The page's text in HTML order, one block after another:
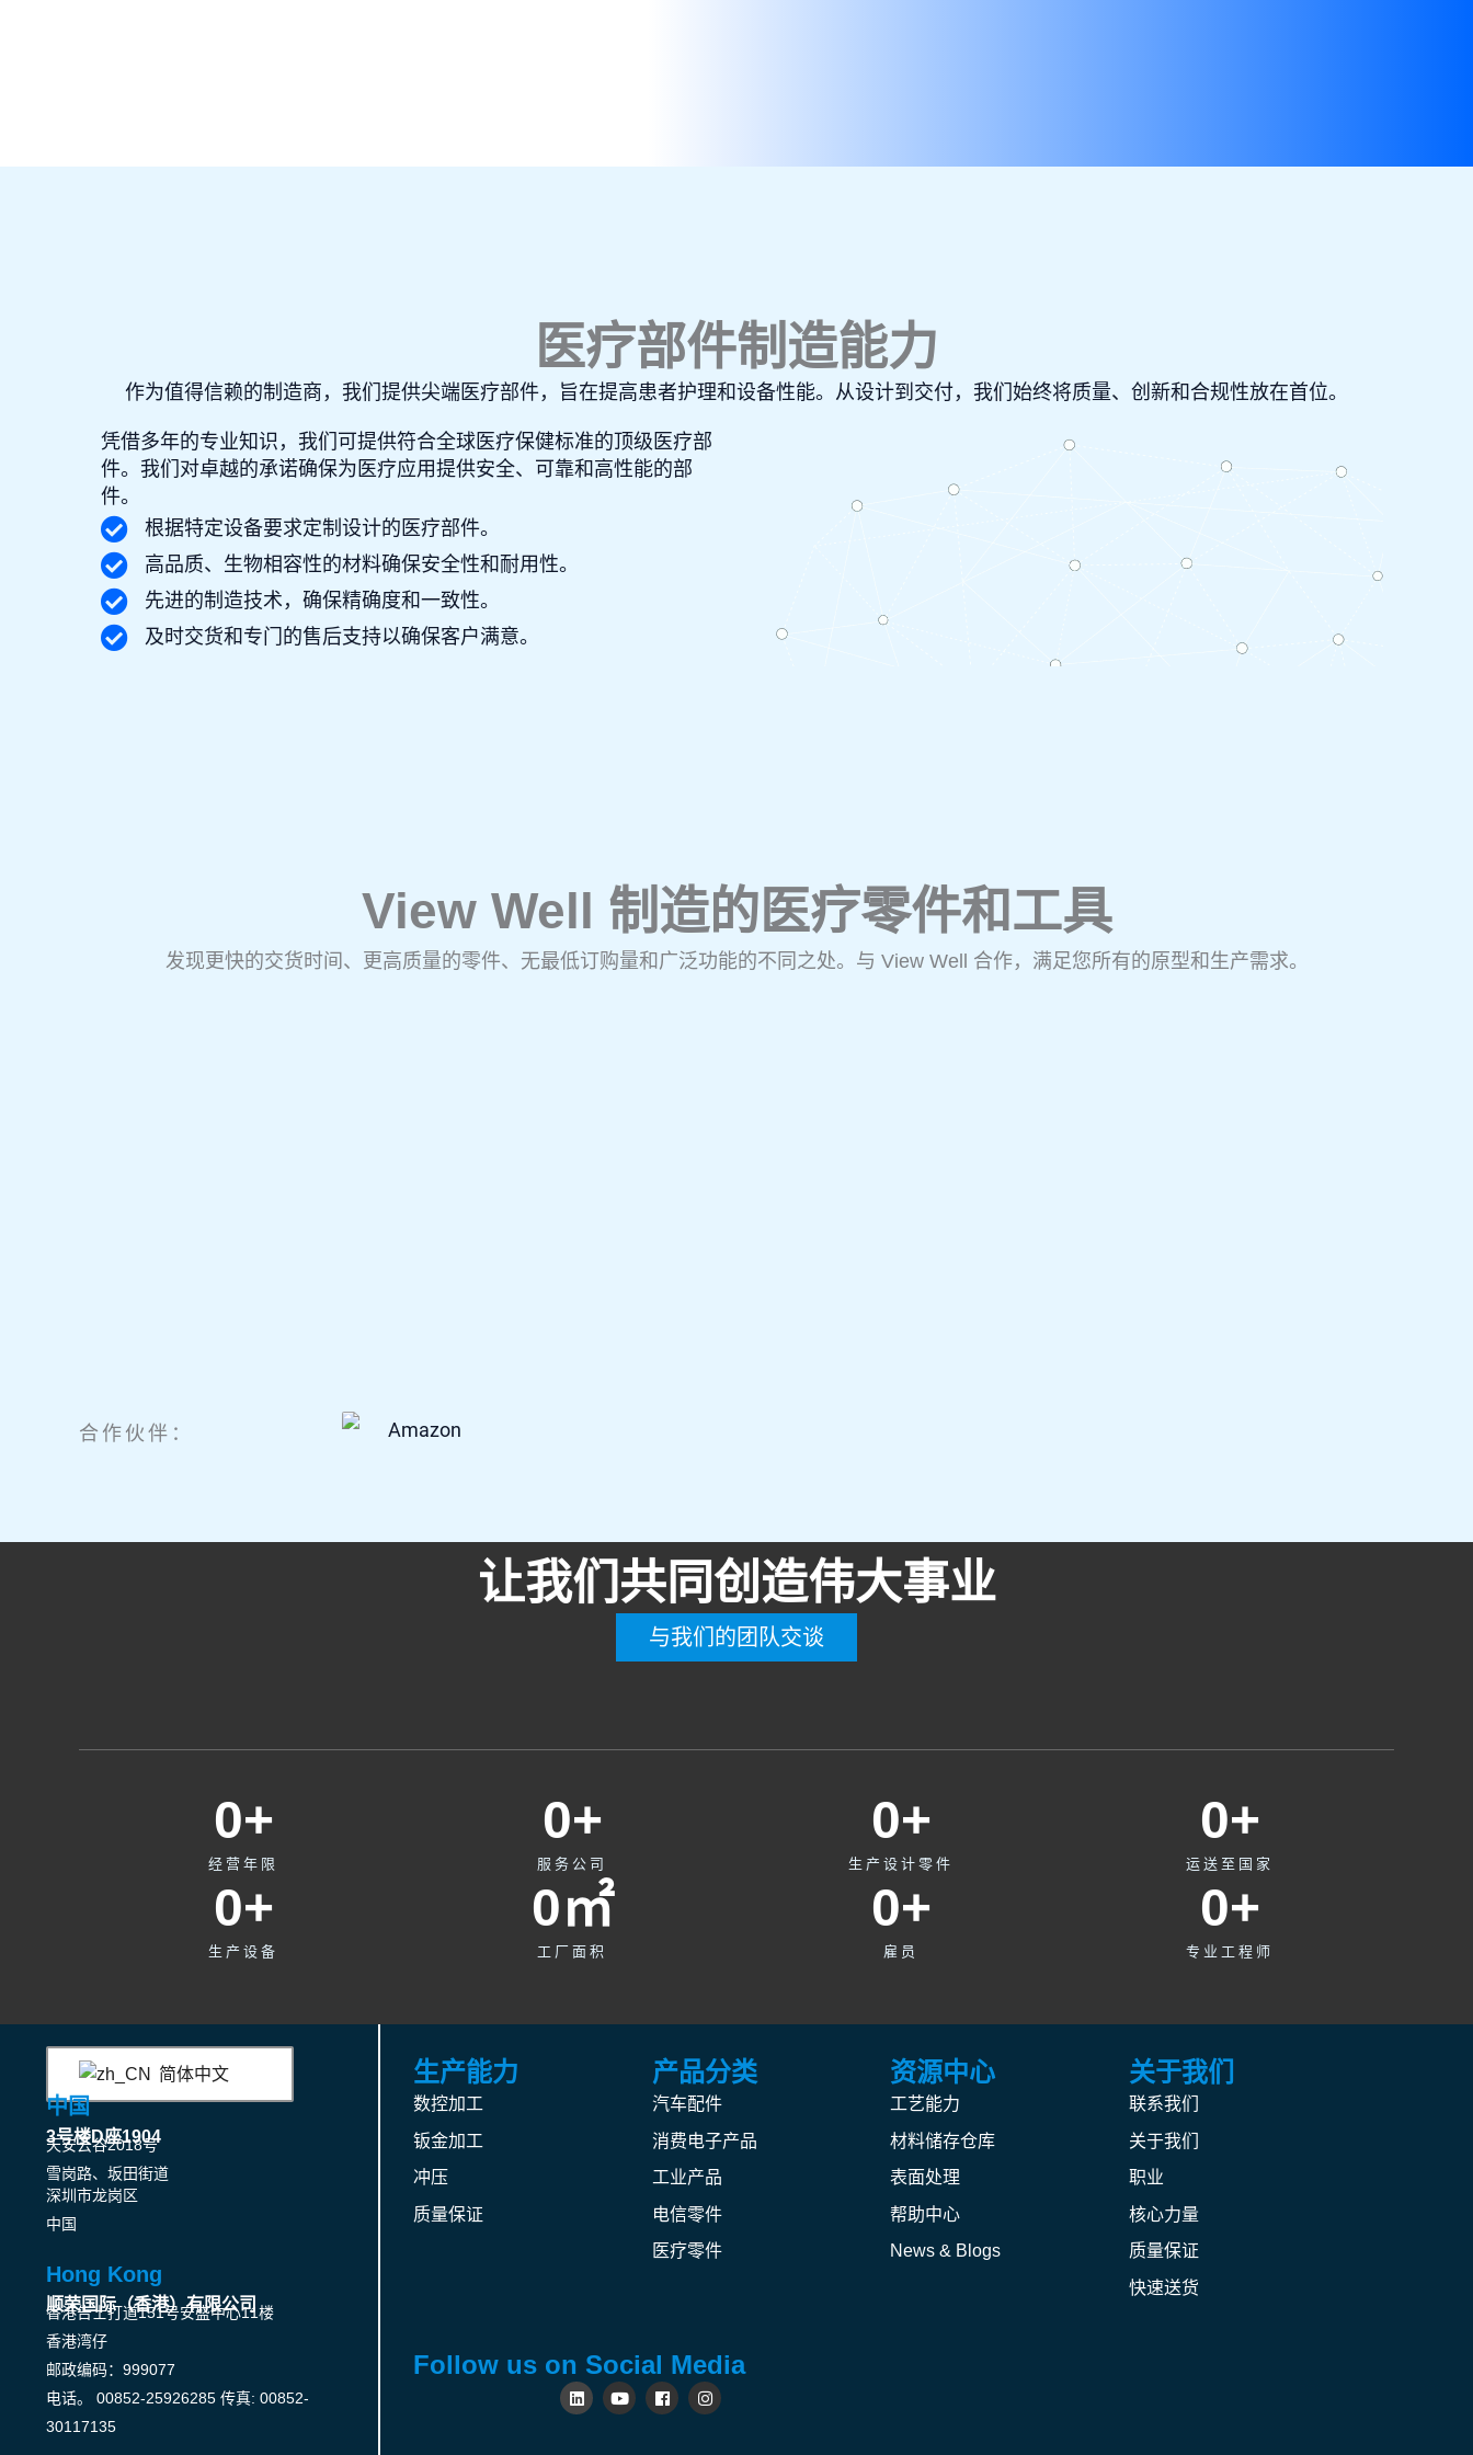
医疗部件制造能力
作为值得信赖的制造商，我们提供尖端医疗部件，旨在提高患者护理和设备性能。从设计到交付，我们始终将质量、创新和合规性放在首位。
凭借多年的专业知识，我们可提供符合全球医疗保健标准的顶级医疗部
件。我们对卓越的承诺确保为医疗应用提供安全、可靠和高性能的部
件。
根据特定设备要求定制设计的医疗部件。
高品质、生物相容性的材料确保安全性和耐用性。
先进的制造技术，确保精确度和一致性。
及时交货和专门的售后支持以确保客户满意。
View Well 制造的医疗零件和工具
发现更快的交货时间、更高质量的零件、无最低订购量和广泛功能的不同之处。与 View Well 合作，满足您所有的原型和生产需求。
合作伙伴：
让我们共同创造伟大事业
与我们的团队交谈
经营年限
0+
生产设备
0+
服务公司
0+
工厂面积
0㎡
生产设计零件
0+
雇员
0+
运送至国家
0+
专业工程师
0+
简体中文
中国
3号楼D座1904
天安云谷2018号
雪岗路、坂田街道
深圳市龙岗区
中国
Hong Kong
顺荣国际（香港）有限公司
香港告士打道151号安盛中心11楼
香港湾仔
邮政编码：999077
电话。 00852-25926285 传真: 00852-
30117135
生产能力
数控加工
钣金加工
冲压
质量保证
产品分类
汽车配件
消费电子产品
工业产品
电信零件
医疗零件
资源中心
工艺能力
材料储存仓库
表面处理
帮助中心
News & Blogs
关于我们
联系我们
关于我们
职业
核心力量
质量保证
快速送货
Follow us on Social Media
L
i
n
Y
o
u
F
a
c
I
n
s